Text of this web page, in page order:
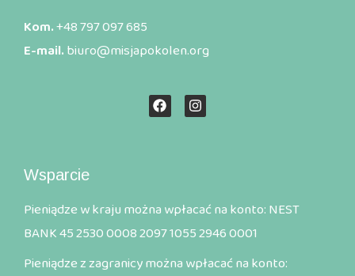
Kom.+48 797 097 685
E-mail.biuro@misjapokolen.org
Wsparcie
Pieniądze w kraju można wpłacać na konto: NEST
BANK 45 2530 0008 2097 1055 2946 0001
Pieniądze z zagranicy można wpłacać na konto: